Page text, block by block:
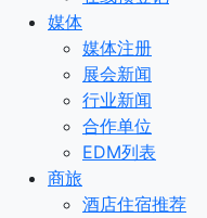
媒体
媒体注册
展会新闻
行业新闻
合作单位
EDM列表
商旅
酒店住宿推荐